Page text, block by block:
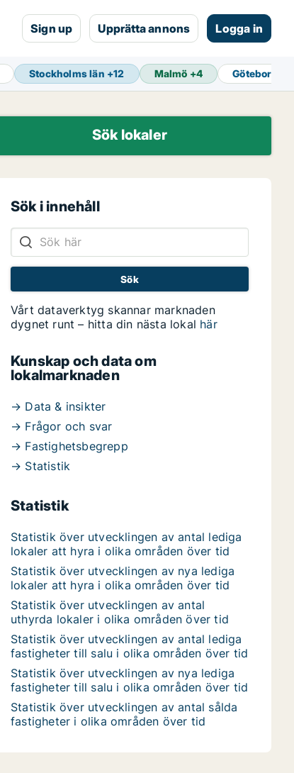
Sign up Upprätta annons Logga in
Stockholms län +12 Malmö +4 Göteborg
Sök lokaler
Sök i innehåll
Vårt dataverktyg skannar marknaden
dygnet runt – hitta din nästa lokal här
Kunskap och data om
lokalmarknaden
→ Data & insikter
→ Frågor och svar
→ Fastighetsbegrepp
→ Statistik
Statistik
Statistik över utvecklingen av antal lediga
lokaler att hyra i olika områden över tid
Statistik över utvecklingen av nya lediga
lokaler att hyra i olika områden över tid
Statistik över utvecklingen av antal
uthyrda lokaler i olika områden över tid
Statistik över utvecklingen av antal lediga
fastigheter till salu i olika områden över tid
Statistik över utvecklingen av nya lediga
fastigheter till salu i olika områden över tid
Statistik över utvecklingen av antal sålda
fastigheter i olika områden över tid